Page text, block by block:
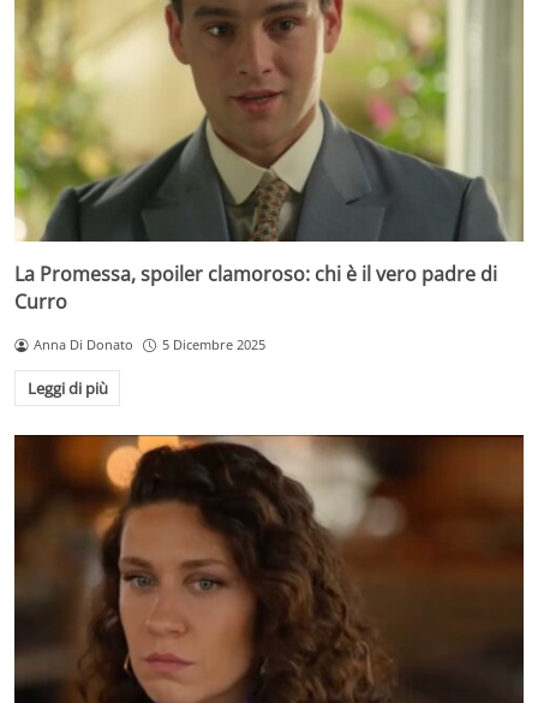
La Promessa, spoiler clamoroso: chi è il vero padre di
Curro
Anna Di Donato 5 Dicembre 2025
Leggi di più